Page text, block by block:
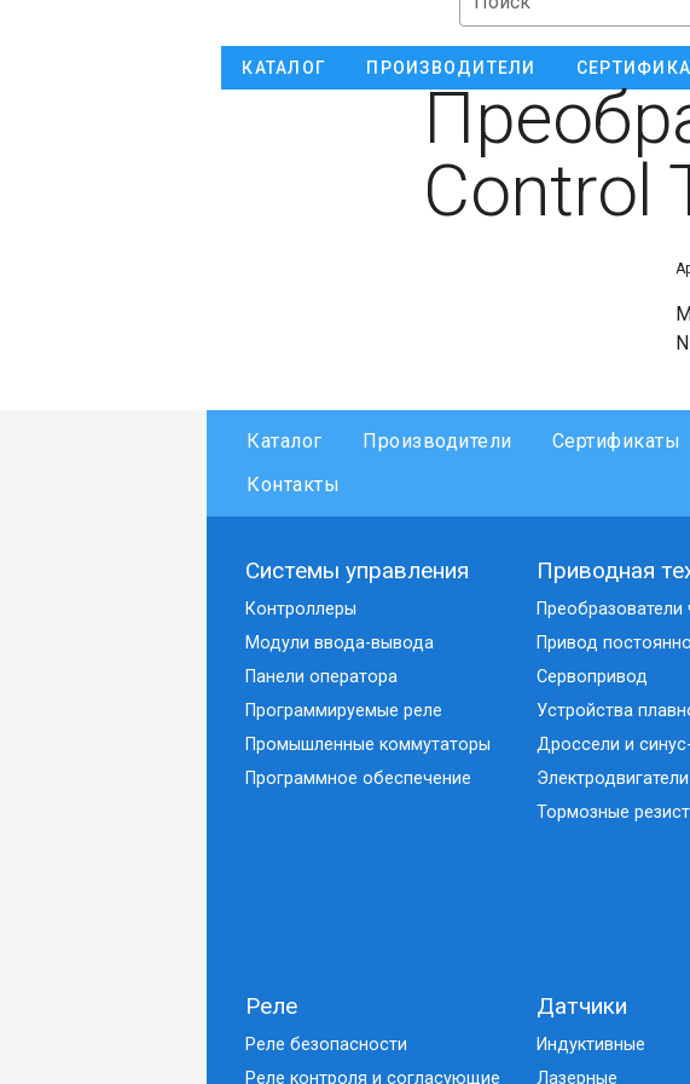
КАТАЛОГ ПРОИЗВОДИТЕЛИ
Control
Каталог Производители Сертификаты
Контакты
Системы управления
Контроллеры
Модули ввода-вывода
Панели оператора
Программируемые реле
Промышленные коммутаторы
Программное обеспечение
Приводная
Преобразователи
Привод
Сервопривод
Устройства
Дроссели и
Электродвигатели
Тормозные
Реле
Реле безопасности
Реле контроля и согласующие
Датчики
Индуктивные
Лазерные